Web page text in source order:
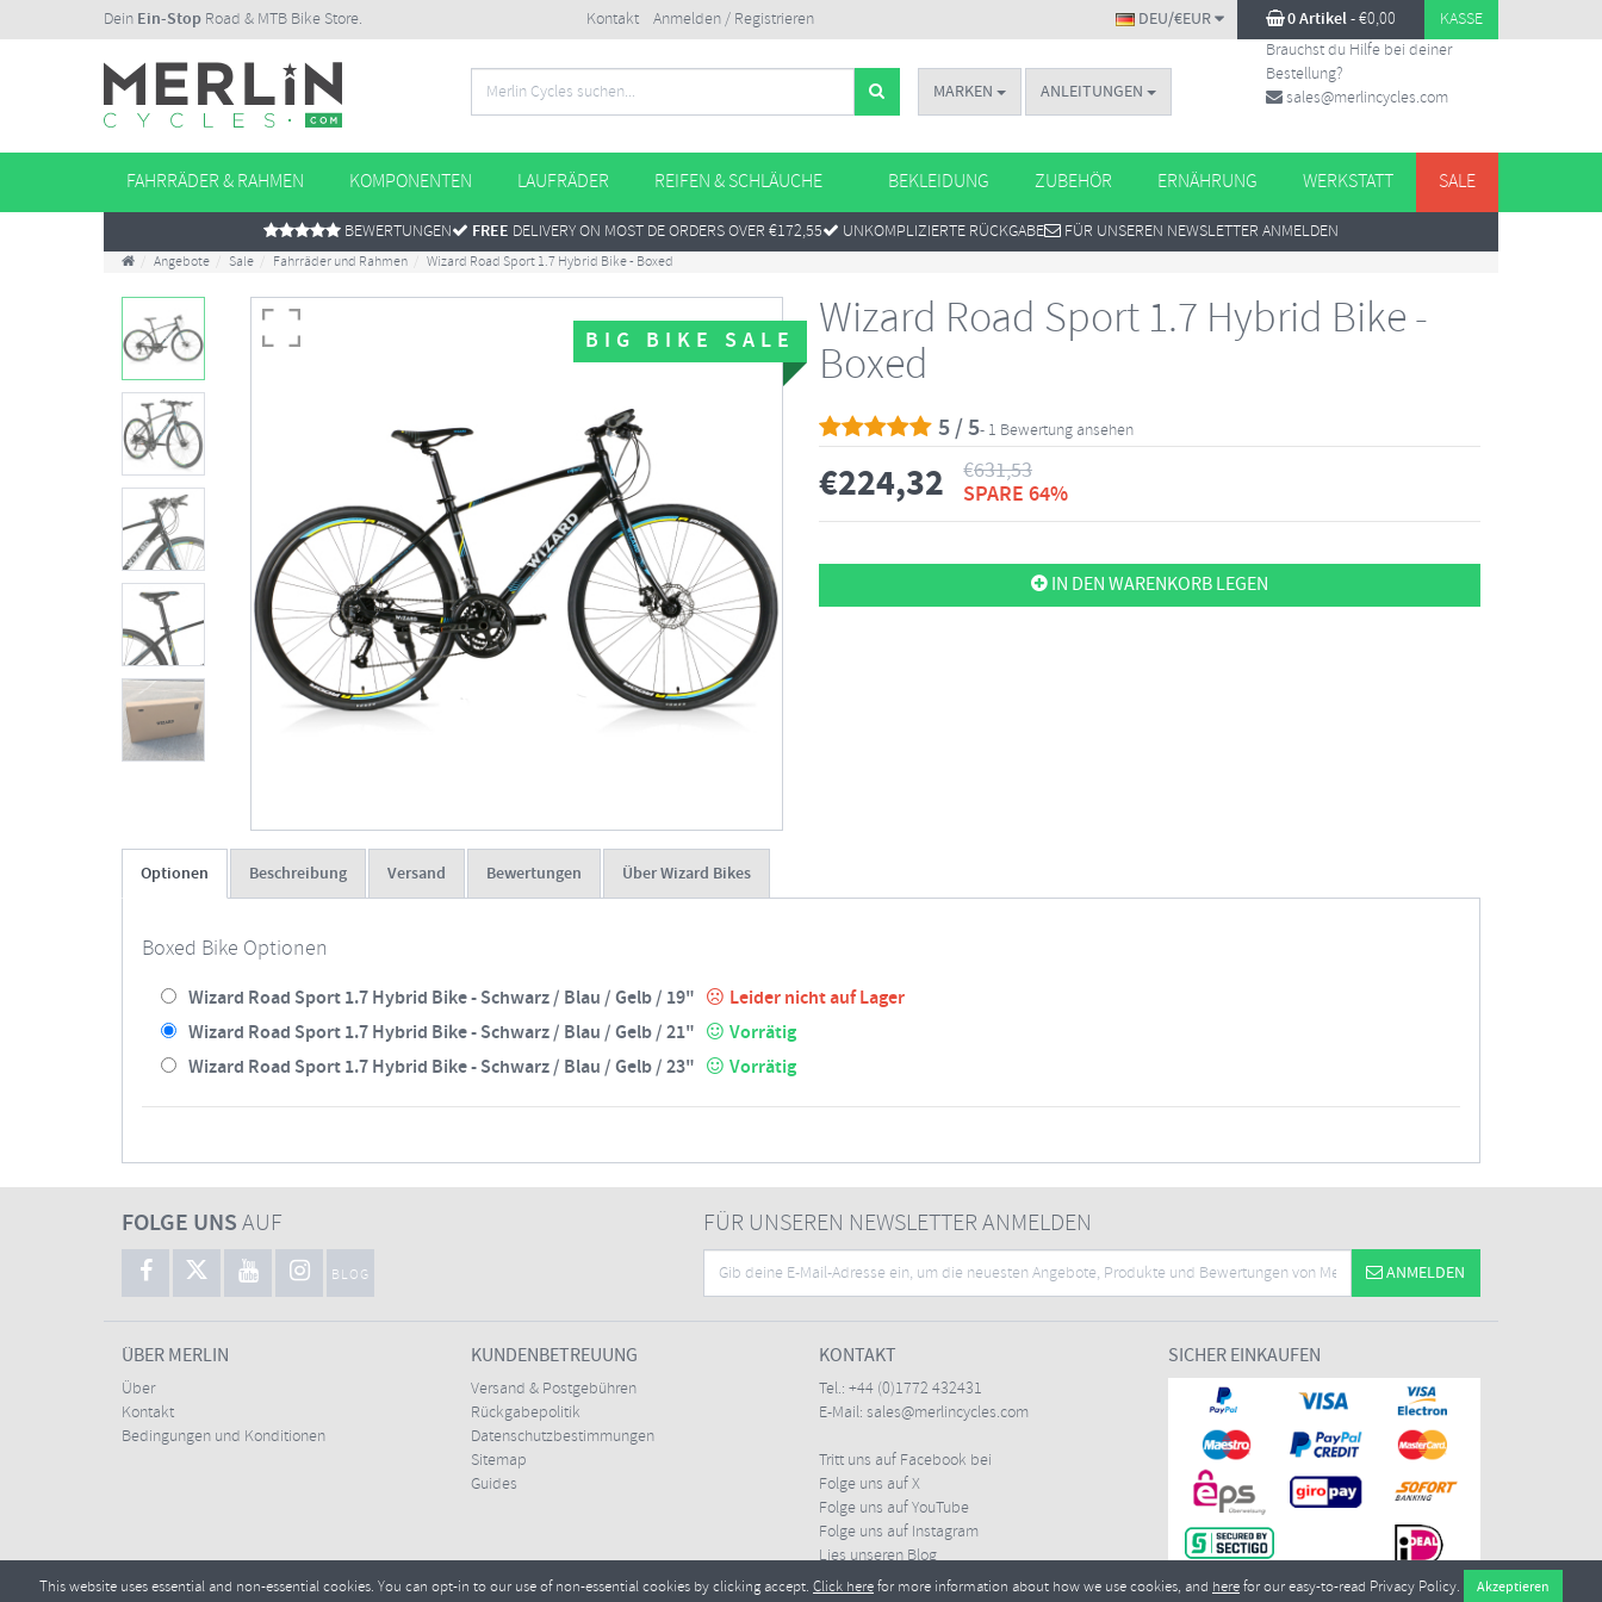
Dein Ein-Stop Road & MTB Bike Store. Kontakt Anmelden / Registrieren 0 Artikel-€0,00 KASSE
DEU/€EUR
MARKEN ANLEITUNGEN
Brauchst du Hilfe bei deiner
Bestellung?
sales@merlincycles.com
FAHRRÄDER & RAHMEN KOMPONENTEN LAUFRÄDER REIFEN & SCHLÄUCHE BEKLEIDUNG ZUBEHÖR ERNÄHRUNG WERKSTATT SALE
BEWERTUNGEN FREE DELIVERY ON MOST DE ORDERS OVER €172,55 UNKOMPLIZIERTE RÜCKGABE FÜR UNSEREN NEWSLETTER ANMELDEN
Angebote Sale Fahrräder und Rahmen Wizard Road Sport 1.7 Hybrid Bike - Boxed
BIG BIKE SALE
Wizard Road Sport 1.7 Hybrid Bike -
Boxed
5 / 5- 1 Bewertung ansehen
€224,32 €631,53
SPARE 64%
IN DEN WARENKORB LEGEN
Optionen Beschreibung Versand Bewertungen Über Wizard Bikes
Boxed Bike Optionen
Wizard Road Sport 1.7 Hybrid Bike - Schwarz / Blau / Gelb / 19"
Leider nicht auf Lager
Wizard Road Sport 1.7 Hybrid Bike - Schwarz / Blau / Gelb / 21"
Vorrätig
Wizard Road Sport 1.7 Hybrid Bike - Schwarz / Blau / Gelb / 23"
Vorrätig
FOLGE UNSAUF
BLOG
FÜR UNSEREN NEWSLETTER ANMELDEN
ANMELDEN
ÜBER MERLIN
Über
Kontakt
Bedingungen und Konditionen
KUNDENBETREUUNG
Versand & Postgebühren
Rückgabepolitik
Datenschutzbestimmungen
Sitemap
Guides
KONTAKT
Tel.: +44 (0)1772 432431
E-Mail: sales@merlincycles.com
Tritt uns auf Facebook bei
Folge uns auf X
Folge uns auf YouTube
Folge uns auf Instagram
Lies unseren Blog
SICHER EINKAUFEN
This website uses essential and non-essential cookies. You can opt-in to our use of non-essential cookies by clicking accept. Click herefor more information about how we use cookies, and herefor our easy-to-read Privacy Policy.